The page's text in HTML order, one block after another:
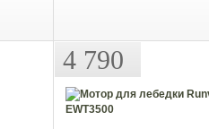
4 790